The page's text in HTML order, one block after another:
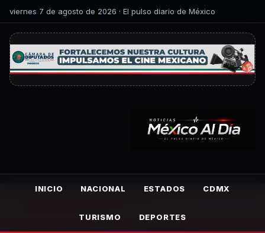
viernes 7 de agosto de 2026 · El pulso diario de México
INICIO NACIONAL ESTADOS CDMX
TURISMO DEPORTES